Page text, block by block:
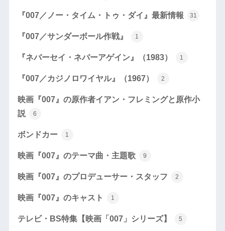
『007／ノー・タイム・トゥ・ダイ』最新情報 31
『007／サンダーボール作戦』 1
『ネバーセイ・ネバーアゲイン』（1983） 1
『007／カジノロワイヤル』（1967） 2
映画『007』の原作者イアン・フレミングと原作小
説
6
ボンドカー 1
映画『007』のテーマ曲・主題歌 9
映画『007』のプロデューサー・スタッフ 2
映画『007』のキャスト 1
テレビ・BS特集【映画「007」シリーズ】 5